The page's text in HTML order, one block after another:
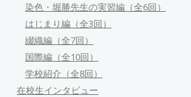
染色・堀勝先生の実習編（全6回）
はじまり編（全3回）
綴織編（全7回）
国際編（全10回）
学校紹介（全8回）
在校生インタビュー